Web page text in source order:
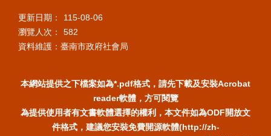
更新日期：
115-08-06
瀏覽人次：
582
資料維護：臺南市政府社會局
本網站提供之下檔案如為*.pdf格式，請先下載及安裝Acrobat
reader軟體，方可閱覽
為提供使用者有文書軟體選擇的權利，本文件如為ODF開放文
件格式，建議您安裝免費開源軟體(http://zh-